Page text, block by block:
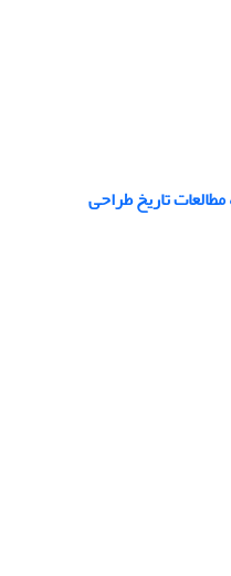
تاریخ طراحی